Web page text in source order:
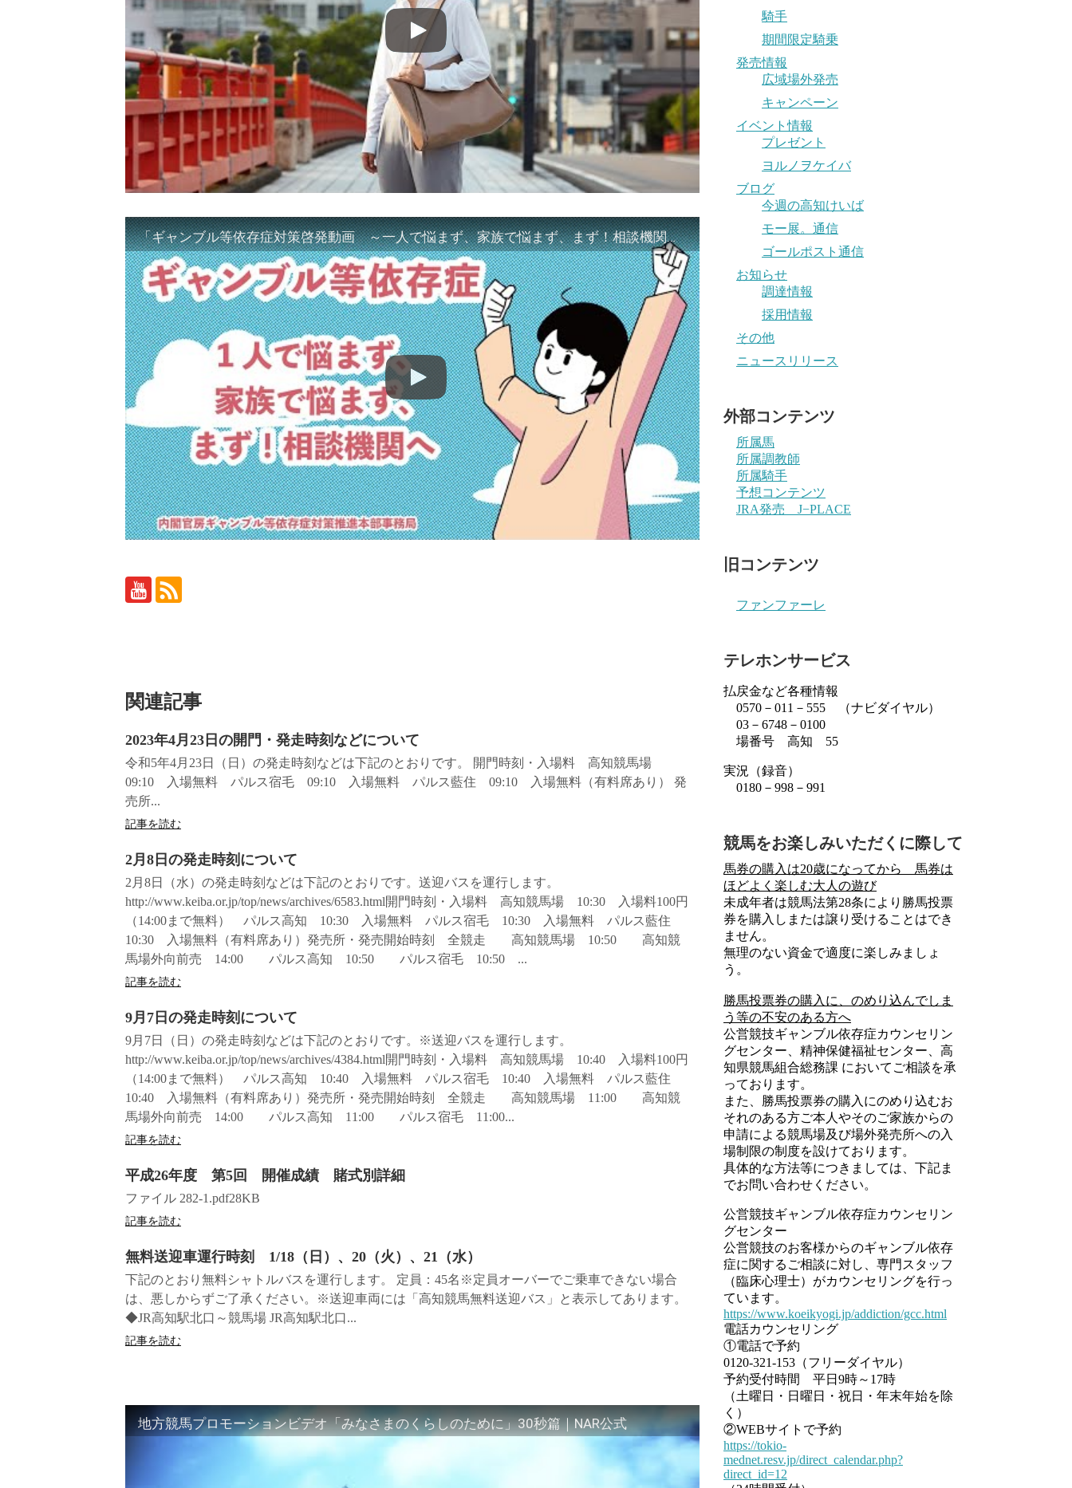
「ギャンブル等依存症対策啓発動画 ～一人で悩まず、家族で悩まず、まず！相談機関へ～」
関連記事
2023年4月23日の開門・発走時刻などについて
令和5年4月23日（日）の発走時刻などは下記のとおりです。 開門時刻・入場料 高知競馬場
09:10 入場無料 パルス宿毛 09:10 入場無料 パルス藍住 09:10 入場無料（有料席あり） 発
売所...
記事を読む
2月8日の発走時刻について
2月8日（水）の発走時刻などは下記のとおりです。送迎バスを運行します。
http://www.keiba.or.jp/top/news/archives/6583.html開門時刻・入場料 高知競馬場 10:30 入場料100円
（14:00まで無料） パルス高知 10:30 入場無料 パルス宿毛 10:30 入場無料 パルス藍住
10:30 入場無料（有料席あり）発売所・発売開始時刻 全競走 高知競馬場 10:50 高知競
馬場外向前売 14:00 パルス高知 10:50 パルス宿毛 10:50 ...
記事を読む
9月7日の発走時刻について
9月7日（日）の発走時刻などは下記のとおりです。※送迎バスを運行します。
http://www.keiba.or.jp/top/news/archives/4384.html開門時刻・入場料 高知競馬場 10:40 入場料100円
（14:00まで無料） パルス高知 10:40 入場無料 パルス宿毛 10:40 入場無料 パルス藍住
10:40 入場無料（有料席あり）発売所・発売開始時刻 全競走 高知競馬場 11:00 高知競
馬場外向前売 14:00 パルス高知 11:00 パルス宿毛 11:00...
記事を読む
平成26年度 第5回 開催成績 賭式別詳細
ファイル 282-1.pdf28KB
記事を読む
無料送迎車運行時刻 1/18（日）、20（火）、21（水）
下記のとおり無料シャトルバスを運行します。 定員：45名※定員オーバーでご乗車できない場合
は、悪しからずご了承ください。※送迎車両には「高知競馬無料送迎バス」と表示してあります。
◆JR高知駅北口～競馬場 JR高知駅北口...
記事を読む
地方競馬プロモーションビデオ「みなさまのくらしのために」30秒篇｜NAR公式
騎手
期間限定騎乗
発売情報
広域場外発売
キャンペーン
イベント情報
プレゼント
ヨルノヲケイバ
ブログ
今週の高知けいば
モー展。通信
ゴールポスト通信
お知らせ
調達情報
採用情報
その他
ニュースリリース
外部コンテンツ
所属馬
所属調教師
所属騎手
予想コンテンツ
JRA発売 J−PLACE
旧コンテンツ
ファンファーレ
テレホンサービス
払戻金など各種情報
0570－011－555 （ナビダイヤル）
03－6748－0100
場番号 高知 55
実況（録音）
0180－998－991
競馬をお楽しみいただくに際して
馬券の購入は20歳になってから 馬券は
ほどよく楽しむ大人の遊び
未成年者は競馬法第28条により勝馬投票
券を購入しまたは譲り受けることはでき
ません。
無理のない資金で適度に楽しみましょ
う。
勝馬投票券の購入に、のめり込んでしま
う等の不安のある方へ
公営競技ギャンブル依存症カウンセリン
グセンター、精神保健福祉センター、高
知県競馬組合総務課 においてご相談を承
っております。
また、勝馬投票券の購入にのめり込むお
それのある方ご本人やそのご家族からの
申請による競馬場及び場外発売所への入
場制限の制度を設けております。
具体的な方法等につきましては、下記ま
でお問い合わせください。
公営競技ギャンブル依存症カウンセリン
グセンター
公営競技のお客様からのギャンブル依存
症に関するご相談に対し、専門スタッフ
（臨床心理士）がカウンセリングを行っ
ています。
https://www.koeikyogi.jp/addiction/gcc.html
電話カウンセリング
①電話で予約
0120-321-153（フリーダイヤル）
予約受付時間 平日9時～17時
（土曜日・日曜日・祝日・年末年始を除
く）
②WEBサイトで予約
https://tokio-
mednet.resv.jp/direct_calendar.php?
direct_id=12